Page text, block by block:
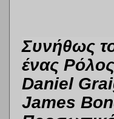
Συνήθως
ένας
Daniel
James